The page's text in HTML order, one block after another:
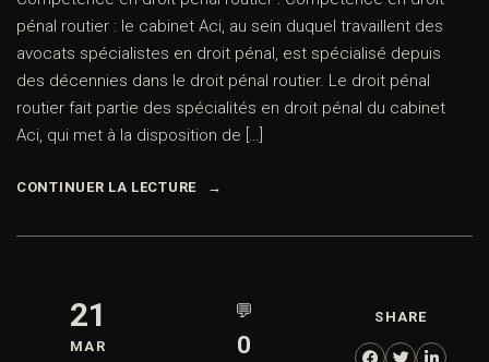
pénal routier : le cabinet Aci, au sein duquel travaillent des
avocats spécialistes en droit pénal, est spécialisé depuis
des décennies dans le droit pénal routier. Le droit pénal
routier fait partie des spécialités en droit pénal du cabinet
Aci, qui met à la disposition de […]
CONTINUER LA LECTURE
21
MAR
💬
0
SHARE